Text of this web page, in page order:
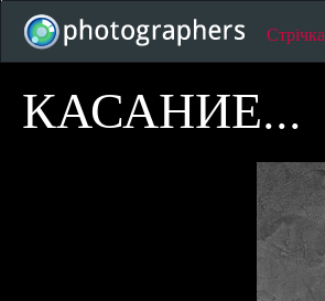
Стрічка
КАСАНИЕ...